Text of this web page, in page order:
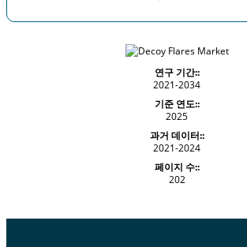
연구 기간::
2021-2034
기준 연도::
2025
과거 데이터::
2021-2024
페이지 수::
202